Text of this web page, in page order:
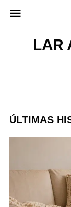
para
LAR
ÚLTIMAS